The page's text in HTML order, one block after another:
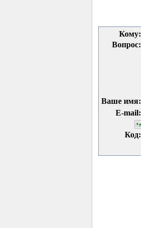
Кому:
Вопрос:
Ваше имя:
E-mail:
Код: